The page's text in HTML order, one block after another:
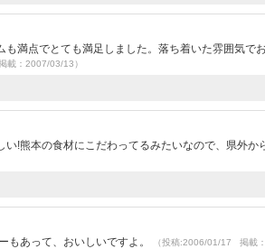
満点でとても満足しました。落ち着いた雰囲気で
載：2007/03/13）
!熊本の食材にこだわってるみたいなので、県外か
もあって、おいしいですよ。
（投稿:2006/01/17 掲載：